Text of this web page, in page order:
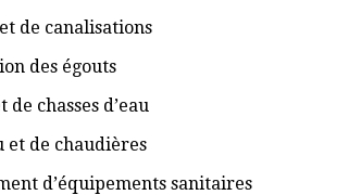
de canalisations
des égouts
chasses d’eau
et de chaudières
d’équipements sanitaires